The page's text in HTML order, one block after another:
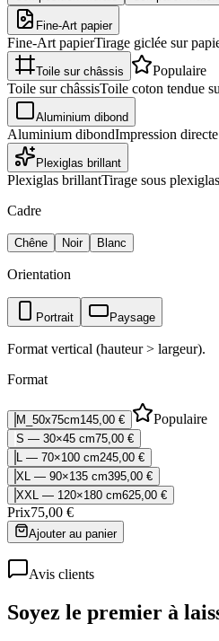
Fine-Art papier
Fine-Art papierTirage giclée sur
Toile sur châssis
Populaire
Toile sur châssisToile coton tendue
Aluminium dibond
Aluminium dibondImpression
Plexiglas brillant
Plexiglas brillantTirage sous
Cadre
Chêne Noir Blanc
Orientation
Portrait Paysage
Format vertical (hauteur > largeur).
Format
M_50x75cm145,00 € Populaire
S — 30×45 cm75,00 €
L — 70×100 cm245,00 €
XL — 90×135 cm395,00 €
XXL — 120×180 cm625,00 €
Prix75,00 €
Ajouter au panier
Avis clients
Soyez le premier à